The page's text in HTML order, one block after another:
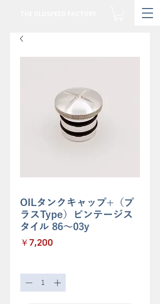
OILタンクキャップ+（プ
ラスType）ビンテージス
タイル 86～03y
￥7,200